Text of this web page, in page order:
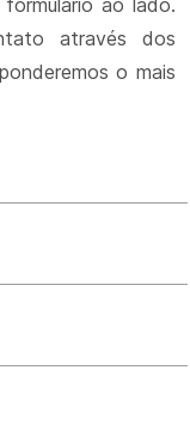
ao lado.
através dos
o mais